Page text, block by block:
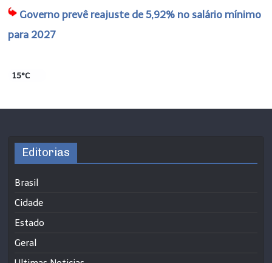
Governo prevê reajuste de 5,92% no salário mínimo
para 2027
15°C
Editorias
Brasil
Cidade
Estado
Geral